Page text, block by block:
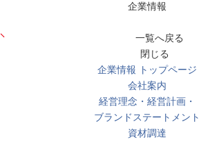
企業情報
一覧へ戻る
閉じる
企業情報 トップページ
会社案内
経営理念・経営計画・
ブランドステートメント
資材調達